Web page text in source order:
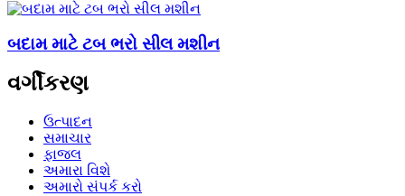
બદામ માટે ટબ ભરો સીલ મશીન
વર્ગીકરણ
ઉત્પાદન
સમાચાર
ફાજલ
અમારા વિશે
અમારો સંપર્ક કરો